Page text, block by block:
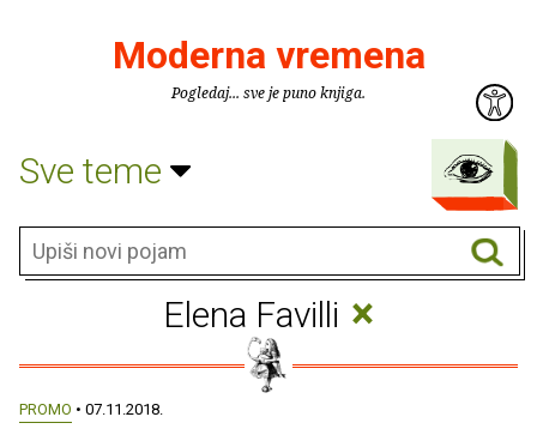
Moderna vremena
Pogledaj... sve je puno knjiga.
Sve teme
Elena Favilli ×
PROMO • 07.11.2018.